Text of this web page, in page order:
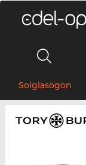
Solglasögon